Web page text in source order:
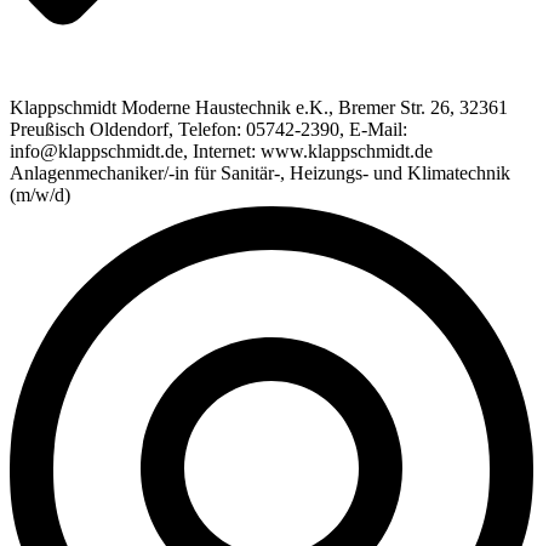
Klappschmidt Moderne Haustechnik e.K., Bremer Str. 26, 32361
Preußisch Oldendorf, Telefon: 05742-2390, E-Mail:
info@klappschmidt.de, Internet: www.klappschmidt.de
Anlagenmechaniker/-in für Sanitär-, Heizungs- und Klimatechnik
(m/w/d)